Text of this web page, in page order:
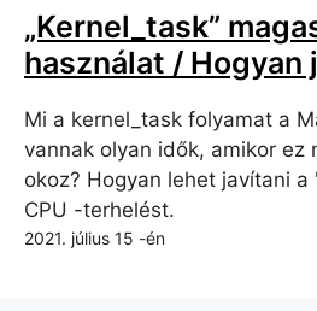
„Kernel_task”
használat / Hogyan
Mi a kernel_task folyamat a
vannak olyan idők, amikor ez
okoz? Hogyan lehet javítani
CPU -terhelést.
2021. július 15 -én